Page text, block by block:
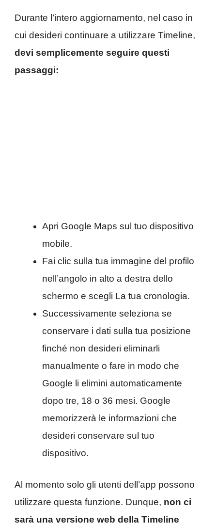
Durante l’intero aggiornamento, nel caso in
cui desideri continuare a utilizzare Timeline,
devi semplicemente seguire questi
passaggi:
Apri Google Maps sul tuo dispositivo
mobile.
Fai clic sulla tua immagine del profilo
nell’angolo in alto a destra dello
schermo e scegli La tua cronologia.
Successivamente seleziona se
conservare i dati sulla tua posizione
finché non desideri eliminarli
manualmente o fare in modo che
Google li elimini automaticamente
dopo tre, 18 o 36 mesi. Google
memorizzerà le informazioni che
desideri conservare sul tuo
dispositivo.
Al momento solo gli utenti dell’app possono
utilizzare questa funzione. Dunque, non ci
sarà una versione web della Timeline